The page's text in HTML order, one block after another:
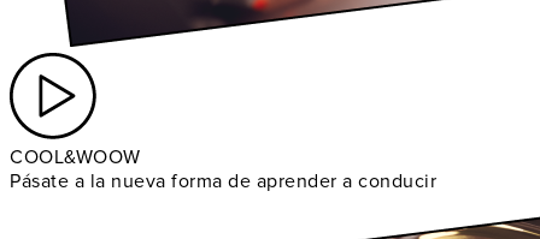
COOL&WOOW
Pásate a la nueva forma de aprender a conducir